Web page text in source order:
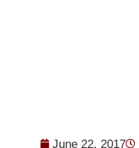
June 22, 2017